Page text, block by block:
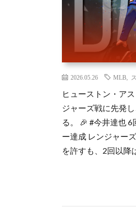
2026.05.26 MLB
ヒューストン・ア
ジャーズ戦に先発
る。 🎉 #今井達也
ー達成 レンジャー
を許すも、2回以降